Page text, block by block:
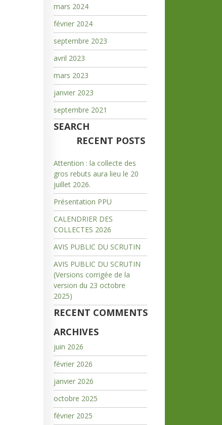
mars 2024
février 2024
septembre 2023
avril 2023
mars 2023
janvier 2023
septembre 2021
SEARCH
RECENT POSTS
Attention : la collecte des
gros rebuts aura lieu le 20
juillet 2026.
Présentation PPU
CALENDRIER DES
COLLECTES 2026
AVIS PUBLIC DU SCRUTIN
AVIS PUBLIC DU SCRUTIN
(Versions corrigée de la
version du 23 octobre
2025)
RECENT COMMENTS
ARCHIVES
juin 2026
février 2026
janvier 2026
octobre 2025
février 2025